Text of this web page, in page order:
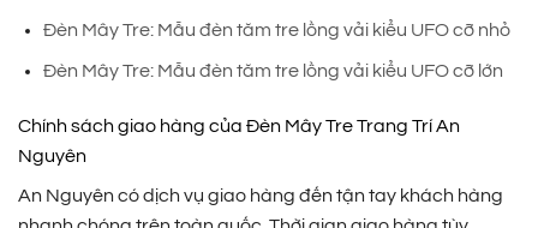
Đèn Mây Tre: Mẫu đèn tăm tre lồng vải kiểu UFO cỡ nhỏ
Đèn Mây Tre: Mẫu đèn tăm tre lồng vải kiểu UFO cỡ lớn
Chính sách giao hàng của Đèn Mây Tre Trang Trí An
Nguyên
An Nguyên có dịch vụ giao hàng đến tận tay khách hàng